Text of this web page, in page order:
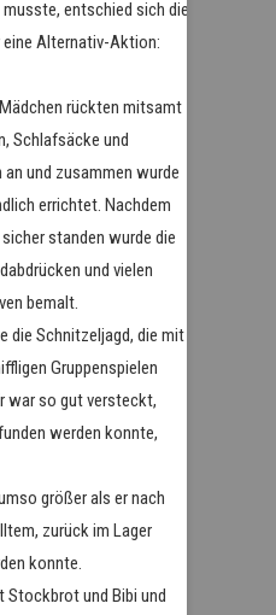
entschied sich die
Alternativ-Aktion:
rückten mitsamt
Schlafsäcke und
und zusammen wurde
errichtet. Nachdem
standen wurde die
und vielen
bemalt.
die Schnitzeljagd, die mit
Gruppenspielen
war so gut versteckt,
werden konnte,
größer als er nach
zurück im Lager
konnte.
Stockbrot und Bibi und